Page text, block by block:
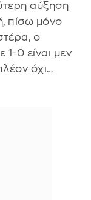
αύξηση
πίσω μόνο
ο
1-0 είναι μεν
όχι…